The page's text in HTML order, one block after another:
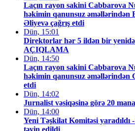
Laçın rayon sakini Cabbarova
həkimin qanunsuz əməllərindən
Əliyevə çağrış etdi
Dün, 15:01
Direktorlar hər 5 ildən bir
AÇIQLAMA
Dün, 14:50
Laçın rayon sakini Cabbarova
həkimin qanunsuz əməllərindən
etdi
Dün, 14:02
Jurnalist vəsiqəsinə görə 20
Dün, 14:00
Yeni Təşkilat Komitəsi yaradıldı